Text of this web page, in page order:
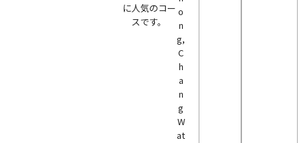
に人気のコー
スです。
o
n
g,
C
h
a
n
g
W
at